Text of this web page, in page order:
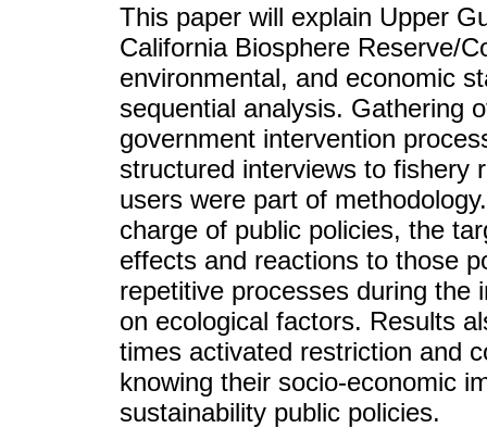
This paper will explain Upper
California Biosphere Reserve/
environmental, and economic
sequential analysis. Gathering
government intervention
structured interviews to fishery
users were part of
charge of public policies, the
effects and reactions to those
repetitive processes during the
on ecological factors. Results
times activated restriction and
knowing their socio-economic
sustainability public policies.